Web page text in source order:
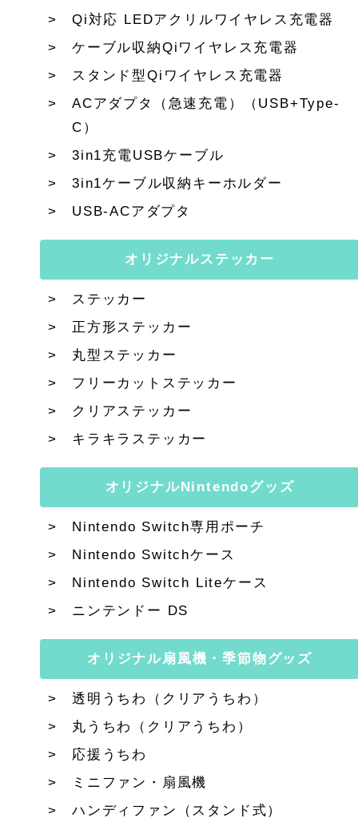
Qi対応 LEDアクリルワイヤレス充電器
ケーブル収納Qiワイヤレス充電器
スタンド型Qiワイヤレス充電器
ACアダプタ（急速充電）（USB+Type-
C）
3in1充電USBケーブル
3in1ケーブル収納キーホルダー
USB-ACアダプタ
オリジナルステッカー
ステッカー
正方形ステッカー
丸型ステッカー
フリーカットステッカー
クリアステッカー
キラキラステッカー
オリジナルNintendoグッズ
Nintendo Switch専用ポーチ
Nintendo Switchケース
Nintendo Switch Liteケース
ニンテンドー DS
オリジナル扇風機・季節物グッズ
透明うちわ（クリアうちわ）
丸うちわ（クリアうちわ）
応援うちわ
ミニファン・扇風機
ハンディファン（スタンド式）